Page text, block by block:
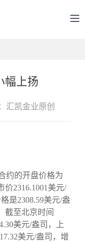
幅上扬
汇凯金业原创
约的开盘价格为
价2316.1001美元/
是2308.59美元/盎
截至北京时间
美元/盎司，上
美元/盎司，增